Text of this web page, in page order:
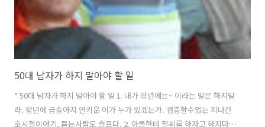
50대 남자가 하지 말아야 할 일
* 50대 남자가 하지 말아야 할 일 1. 내가 왕년에는~ 이라는 말은 하지말
라. 왕년에 금송아지 안키운 이가 누가 있겠는가. 검증할수없는 지나간
호시절이야기, 듣는사람도 슬프다. 2. 아들한테 팔씨름 하자고 하지마라.